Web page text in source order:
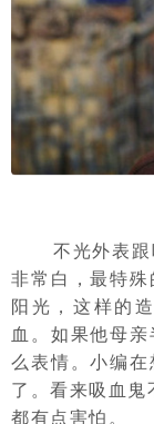
不光外表
非常白，最特
阳光，这样的
血。如果他母
么表情。小编
了。看来吸血
都有点害怕。